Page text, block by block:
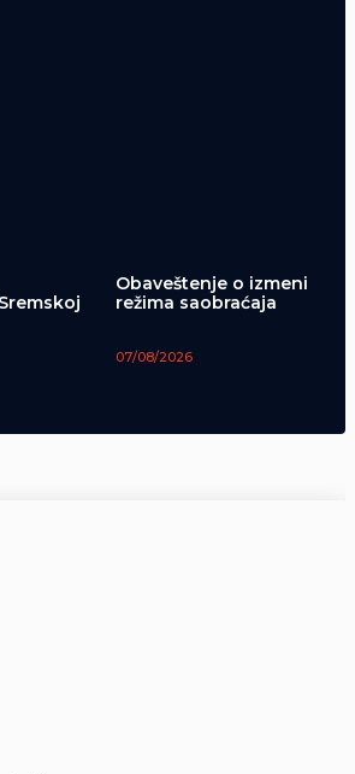
Obaveštenje o izmeni
režima saobraćaja
07/08/2026